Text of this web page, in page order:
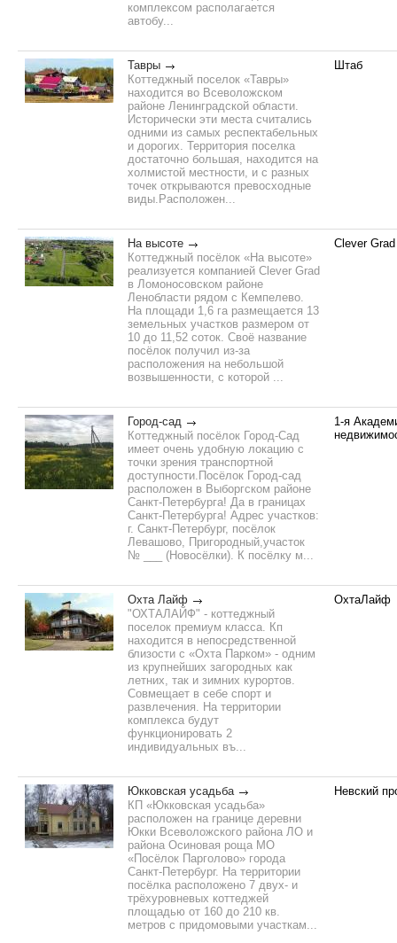
комплексом располагается
автобу...
Тавры
Коттеджный поселок «Тавры»
находится во Всеволожском
районе Ленинградской области.
Исторически эти места считались
одними из самых респектабельных
и дорогих. Территория поселка
достаточно большая, находится на
холмистой местности, и с разных
точек открываются превосходные
виды.Расположен...
Штаб
На высоте
Коттеджный посёлок «На высоте»
реализуется компанией Clever Grad
в Ломоносовском районе
Ленобласти рядом с Кемпелево.
На площади 1,6 га размещается 13
земельных участков размером от
10 до 11,52 соток. Своё название
посёлок получил из-за
расположения на небольшой
возвышенности, с которой ...
Clever Grad
Город-сад
Коттеджный посёлок Город-Сад
имеет очень удобную локацию с
точки зрения транспортной
доступности.Посёлок Город-сад
расположен в Выборгском районе
Санкт-Петербурга! Да в границах
Санкт-Петербурга! Адрес участков:
г. Санкт-Петербург, посёлок
Левашово, Пригородный,участок
№ ___ (Новосёлки). К посёлку м...
1-я
Охта Лайф
"ОХТАЛАЙФ" - коттеджный
поселок премиум класса. Кп
находится в непосредственной
близости с «Охта Парком» - одним
из крупнейших загородных как
летних, так и зимних курортов.
Совмещает в себе спорт и
развлечения. На территории
комплекса будут
функционировать 2
индивидуальных въ...
ОхтаЛайф
Юкковская усадьба
КП «Юкковская усадьба»
расположен на границе деревни
Юкки Всеволожского района ЛО и
района Осиновая роща МО
«Посёлок Парголово» города
Санкт-Петербург. На территории
посёлка расположено 7 двух- и
трёхуровневых коттеджей
площадью от 160 до 210 кв.
метров с придомовыми участкам...
Невский